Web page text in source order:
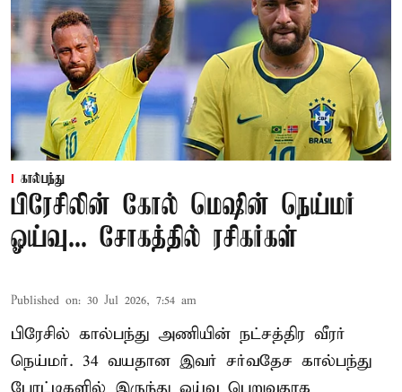
கால்பந்து
பிரேசிலின் கோல் மெஷின் நெய்மர்
ஓய்வு... சோகத்தில் ரசிகர்கள்
Published on: 30 Jul 2026, 7:54 am
பிரேசில் கால்பந்து அணியின் நட்சத்திர வீரர்
நெய்மர். 34 வயதான இவர் சர்வதேச கால்பந்து